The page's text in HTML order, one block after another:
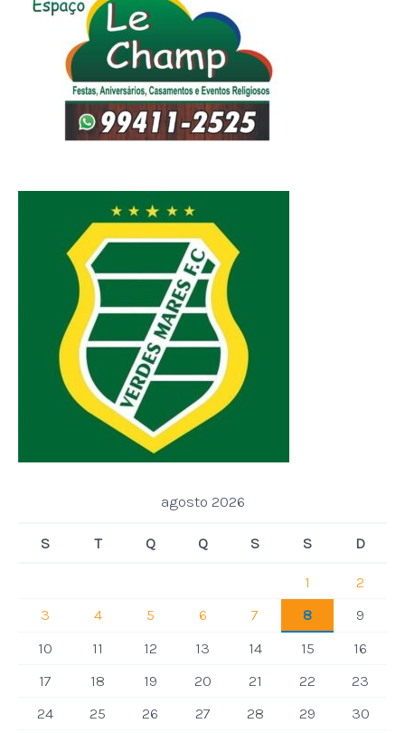
agosto 2026
S T Q Q S S D
1
2
3
4 5 6 7 8
9
10
11 12 13 14 15
16
17
18 19 20 21 22
23
24
25 26 27 28 29 30